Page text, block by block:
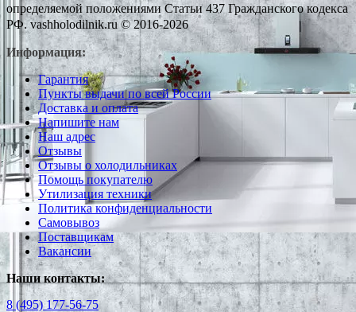
определяемой положениями Статьи 437 Гражданского кодекса
РФ. vashholodilnik.ru © 2016-2026
Информация:
Гарантия
Пункты выдачи по всей России
Доставка и оплата
Напишите нам
Наш адрес
Отзывы
Отзывы о холодильниках
Помощь покупателю
Утилизация техники
Политика конфиденциальности
Самовывоз
Поставщикам
Вакансии
Наши контакты:
8 (495) 177-56-75